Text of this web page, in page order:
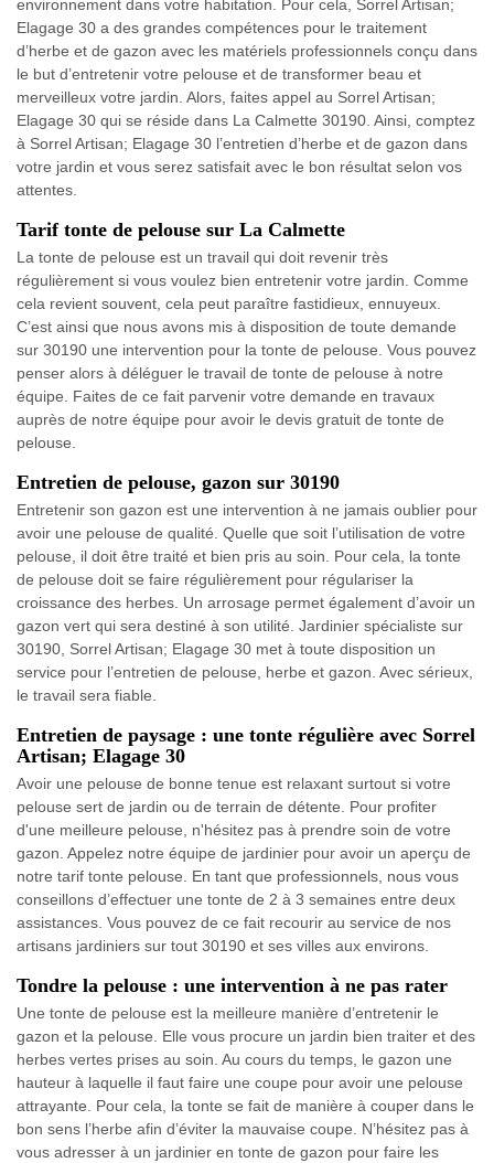
environnement dans votre habitation. Pour cela, Sorrel Artisan;
Elagage 30 a des grandes compétences pour le traitement
d’herbe et de gazon avec les matériels professionnels conçu dans
le but d’entretenir votre pelouse et de transformer beau et
merveilleux votre jardin. Alors, faites appel au Sorrel Artisan;
Elagage 30 qui se réside dans La Calmette 30190. Ainsi, comptez
à Sorrel Artisan; Elagage 30 l’entretien d’herbe et de gazon dans
votre jardin et vous serez satisfait avec le bon résultat selon vos
attentes.
Tarif tonte de pelouse sur La Calmette
La tonte de pelouse est un travail qui doit revenir très
régulièrement si vous voulez bien entretenir votre jardin. Comme
cela revient souvent, cela peut paraître fastidieux, ennuyeux.
C’est ainsi que nous avons mis à disposition de toute demande
sur 30190 une intervention pour la tonte de pelouse. Vous pouvez
penser alors à déléguer le travail de tonte de pelouse à notre
équipe. Faites de ce fait parvenir votre demande en travaux
auprès de notre équipe pour avoir le devis gratuit de tonte de
pelouse.
Entretien de pelouse, gazon sur 30190
Entretenir son gazon est une intervention à ne jamais oublier pour
avoir une pelouse de qualité. Quelle que soit l’utilisation de votre
pelouse, il doit être traité et bien pris au soin. Pour cela, la tonte
de pelouse doit se faire régulièrement pour régulariser la
croissance des herbes. Un arrosage permet également d’avoir un
gazon vert qui sera destiné à son utilité. Jardinier spécialiste sur
30190, Sorrel Artisan; Elagage 30 met à toute disposition un
service pour l’entretien de pelouse, herbe et gazon. Avec sérieux,
le travail sera fiable.
Entretien de paysage : une tonte régulière avec Sorrel
Artisan; Elagage 30
Avoir une pelouse de bonne tenue est relaxant surtout si votre
pelouse sert de jardin ou de terrain de détente. Pour profiter
d'une meilleure pelouse, n'hésitez pas à prendre soin de votre
gazon. Appelez notre équipe de jardinier pour avoir un aperçu de
notre tarif tonte pelouse. En tant que professionnels, nous vous
conseillons d’effectuer une tonte de 2 à 3 semaines entre deux
assistances. Vous pouvez de ce fait recourir au service de nos
artisans jardiniers sur tout 30190 et ses villes aux environs.
Tondre la pelouse : une intervention à ne pas rater
Une tonte de pelouse est la meilleure manière d’entretenir le
gazon et la pelouse. Elle vous procure un jardin bien traiter et des
herbes vertes prises au soin. Au cours du temps, le gazon une
hauteur à laquelle il faut faire une coupe pour avoir une pelouse
attrayante. Pour cela, la tonte se fait de manière à couper dans le
bon sens l’herbe afin d’éviter la mauvaise coupe. N’hésitez pas à
vous adresser à un jardinier en tonte de gazon pour faire les